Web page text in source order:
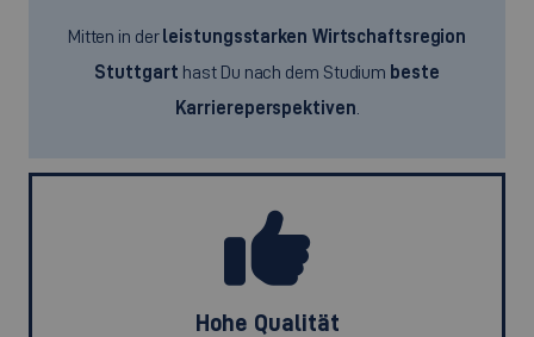
Mitten in derleistungsstarken Wirtschaftsregion
Stuttgart hast Du nach dem Studium beste
Karriereperspektiven.
Hohe Qualität